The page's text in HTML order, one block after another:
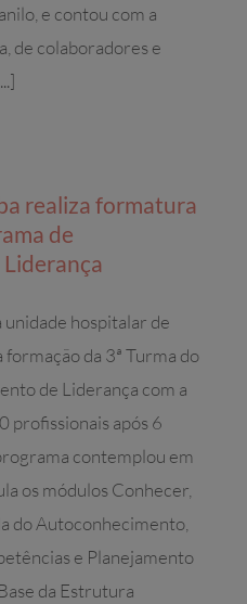
e contou com a
de colaboradores e
realiza formatura
de
hospitalar de
da 3ª Turma do
de Liderança com a
profissionais após 6
contemplou em
os módulos Conhecer,
do Autoconhecimento,
e Planejamento
da Estrutura